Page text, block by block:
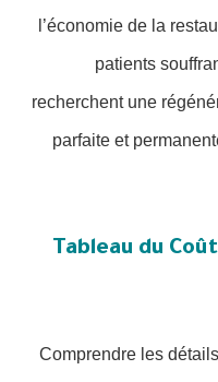
l’économie de la
patients
recherchent une
parfaite et
Tableau du
Comprendre les